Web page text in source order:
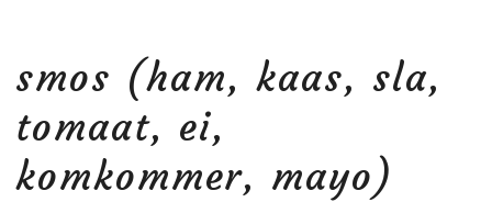
smos (ham, kaas, sla,
tomaat, ei,
komkommer, mayo)